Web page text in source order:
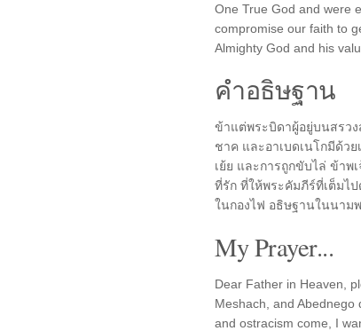
One True God and were
compromise our faith to
Almighty God and his
คำอธิษฐาน
ข้าแต่พระบิดาผู้อยู่บนสรวง
ชาค และอาเบดเนโกมีด้วย
เย้ย และการถูกขับไล่ ข้า
ที่รัก ที่ให้พระคัมภีร์ที่เต็มไ
ในกองไฟ อธิษฐานในนาม
My Prayer...
Dear Father in Heaven,
Meshach, and Abednego
and ostracism come, I